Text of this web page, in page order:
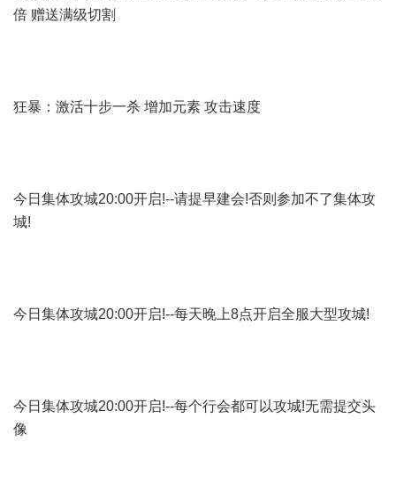
倍 赠送满级切割
狂暴：激活十步一杀 增加元素 攻击速度
今日集体攻城20:00开启!--请提早建会!否则参加不了集体攻
城!
今日集体攻城20:00开启!--每天晚上8点开启全服大型攻城!
今日集体攻城20:00开启!--每个行会都可以攻城!无需提交头
像